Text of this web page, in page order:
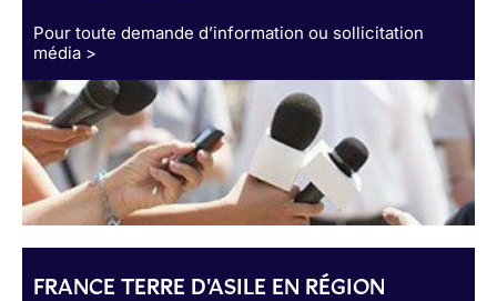
Pour toute demande d’information ou sollicitation
média >
FRANCE TERRE D'ASILE EN RÉGION